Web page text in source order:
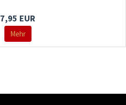
7,95 EUR
Mehr